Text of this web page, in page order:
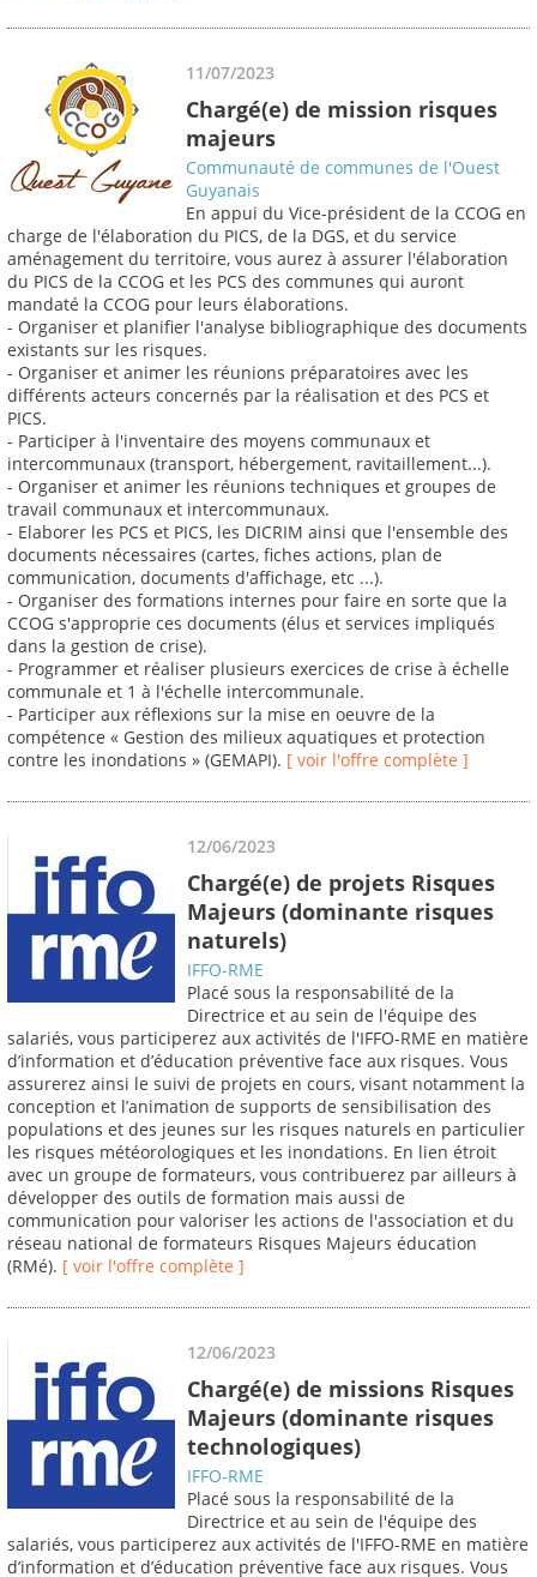
11/07/2023
Chargé(e) de mission risques
majeurs
Communauté de communes de l'Ouest
Guyanais
En appui du Vice-président de la CCOG en
charge de l'élaboration du PICS, de la DGS, et du service
aménagement du territoire, vous aurez à assurer l'élaboration
du PICS de la CCOG et les PCS des communes qui auront
mandaté la CCOG pour leurs élaborations.
- Organiser et planifier l'analyse bibliographique des documents
existants sur les risques.
- Organiser et animer les réunions préparatoires avec les
différents acteurs concernés par la réalisation et des PCS et
PICS.
- Participer à l'inventaire des moyens communaux et
intercommunaux (transport, hébergement, ravitaillement...).
- Organiser et animer les réunions techniques et groupes de
travail communaux et intercommunaux.
- Elaborer les PCS et PICS, les DICRIM ainsi que l'ensemble des
documents nécessaires (cartes, fiches actions, plan de
communication, documents d'affichage, etc ...).
- Organiser des formations internes pour faire en sorte que la
CCOG s'approprie ces documents (élus et services impliqués
dans la gestion de crise).
- Programmer et réaliser plusieurs exercices de crise à échelle
communale et 1 à l'échelle intercommunale.
- Participer aux réflexions sur la mise en oeuvre de la
compétence « Gestion des milieux aquatiques et protection
contre les inondations » (GEMAPI). [ voir l'offre complète ]
12/06/2023
Chargé(e) de projets Risques
Majeurs (dominante risques
naturels)
IFFO-RME
Placé sous la responsabilité de la
Directrice et au sein de l'équipe des
salariés, vous participerez aux activités de l'IFFO-RME en matière
d’information et d’éducation préventive face aux risques. Vous
assurerez ainsi le suivi de projets en cours, visant notamment la
conception et l’animation de supports de sensibilisation des
populations et des jeunes sur les risques naturels en particulier
les risques météorologiques et les inondations. En lien étroit
avec un groupe de formateurs, vous contribuerez par ailleurs à
développer des outils de formation mais aussi de
communication pour valoriser les actions de l'association et du
réseau national de formateurs Risques Majeurs éducation
(RMé). [ voir l'offre complète ]
12/06/2023
Chargé(e) de missions Risques
Majeurs (dominante risques
technologiques)
IFFO-RME
Placé sous la responsabilité de la
Directrice et au sein de l'équipe des
salariés, vous participerez aux activités de l'IFFO-RME en matière
d’information et d’éducation préventive face aux risques. Vous